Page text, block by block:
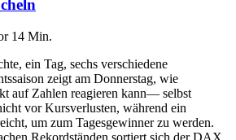
14 Min.
ein Tag, sechs verschiedene
zeigt am Donnerstag, wie
auf Zahlen reagieren kann— selbst
vor Kursverlusten, während ein
um zum Tagesgewinner zu werden.
Rekordständen sortiert sich der DAX